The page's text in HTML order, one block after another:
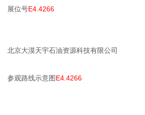
展位号E4.4266
北京大漠天宇石油资源科技有限公司
参观路线示意图E4.4266